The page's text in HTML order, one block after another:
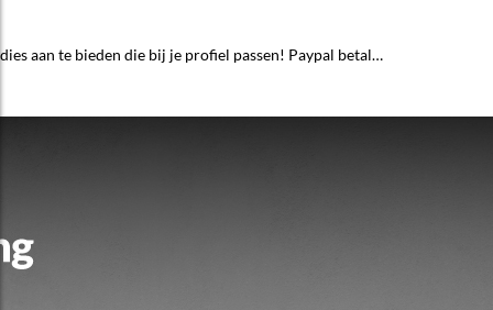
aan te bieden die bij je profiel passen! Paypal betal…